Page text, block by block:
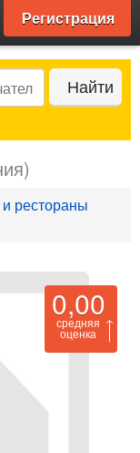
Регистрация
Найти
рестораны
0,00
средняя
оценка